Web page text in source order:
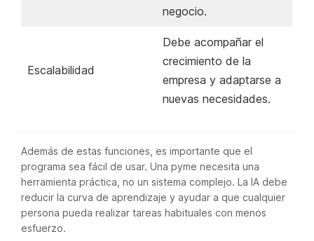
negocio.
Escalabilidad
Debe acompañar el
crecimiento de la
empresa y adaptarse a
nuevas necesidades.
Además de estas funciones, es importante que el
programa sea fácil de usar. Una pyme necesita una
herramienta práctica, no un sistema complejo. La IA debe
reducir la curva de aprendizaje y ayudar a que cualquier
persona pueda realizar tareas habituales con menos
esfuerzo.